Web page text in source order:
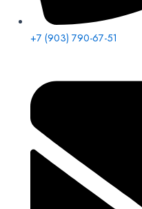
+7 (903) 790-67-51